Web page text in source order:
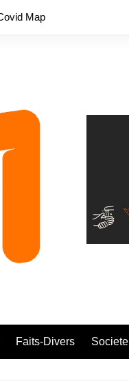
Map
Faits-Divers Societe